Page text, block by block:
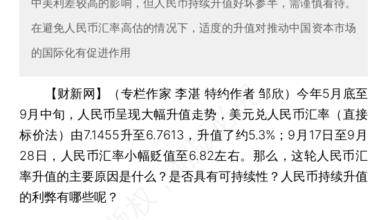
在避免人民币汇率高估的情况下，适度的升值对推动中国资本市场
的国际化有促进作用
【财新网】（专栏作家 李湛 特约作者 邹欣）今年5月底至
9月中旬，人民币呈现大幅升值走势，美元兑人民币汇率（直接
标价法）由7.1455升至6.7613，升值了约5.3%；9月17日至9月
28日，人民币汇率小幅贬值至6.82左右。那么，这轮人民币汇
率升值的主要原因是什么？是否具有可持续性？人民币持续升值
的利弊有哪些呢？